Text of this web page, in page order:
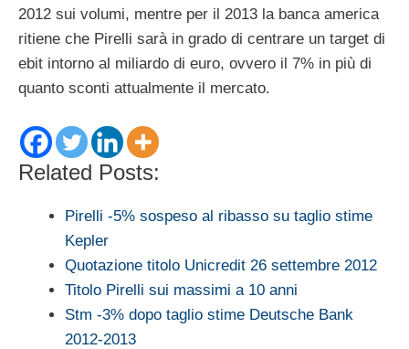
2012 sui volumi, mentre per il 2013 la banca america
ritiene che Pirelli sarà in grado di centrare un target di
ebit intorno al miliardo di euro, ovvero il 7% in più di
quanto sconti attualmente il mercato.
Related Posts:
Pirelli -5% sospeso al ribasso su taglio stime
Kepler
Quotazione titolo Unicredit 26 settembre 2012
Titolo Pirelli sui massimi a 10 anni
Stm -3% dopo taglio stime Deutsche Bank
2012-2013